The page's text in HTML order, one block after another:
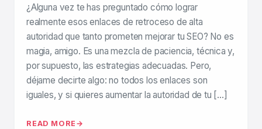
¿Alguna vez te has preguntado cómo lograr
realmente esos enlaces de retroceso de alta
autoridad que tanto prometen mejorar tu SEO? No es
magia, amigo. Es una mezcla de paciencia, técnica y,
por supuesto, las estrategias adecuadas. Pero,
déjame decirte algo: no todos los enlaces son
iguales, y si quieres aumentar la autoridad de tu […]
READ MORE